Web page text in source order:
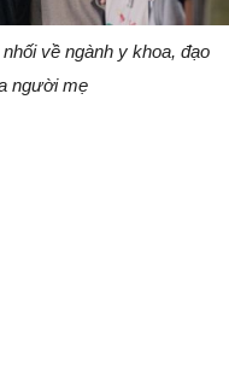
về ngành y khoa, đạo
người mẹ